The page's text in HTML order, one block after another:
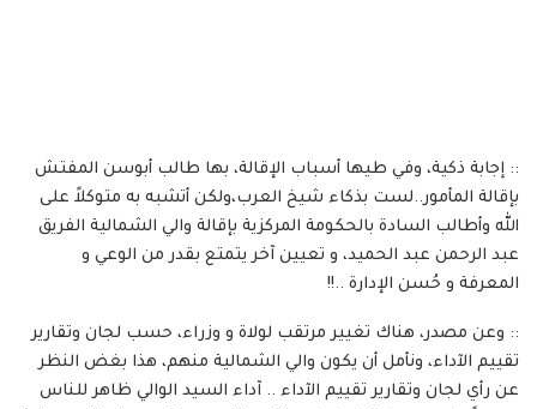
:: إجابة ذكية، وفي طيها أسباب الإقالة، بها طالب أبوسن المفتش
بإقالة المأمور..لست بذكاء شيخ العرب،ولكن أتشبه به متوكلاً على
الله وأطالب السادة بالحكومة المركزية بإقالة والي الشمالية الفريق
عبد الرحمن عبد الحميد، و تعيين آخر يتمتع بقدر من الوعي و
المعرفة و حُسن الإدارة ..!!
:: وعن مصدر، هناك تغيير مرتقب لولاة و وزراء، حسب لجان وتقارير
تقييم الآداء، ونأمل أن يكون والي الشمالية منهم، هذا بغض النظر
عن رأي لجان وتقارير تقييم الآداء .. آداء السيد الوالي ظاهر للناس